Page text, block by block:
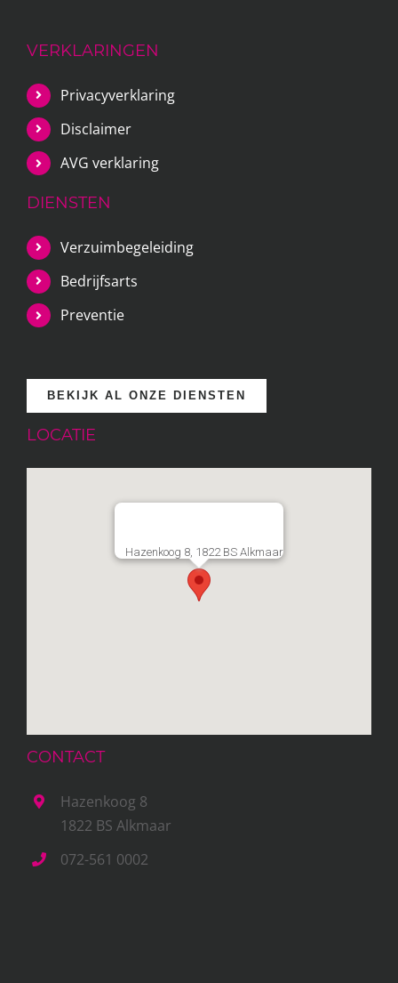
VERKLARINGEN
Privacyverklaring
Disclaimer
AVG verklaring
DIENSTEN
Verzuimbegeleiding
Bedrijfsarts
Preventie
BEKIJK AL ONZE DIENSTEN
LOCATIE
Hazenkoog 8, 1822 BS Alkmaar
CONTACT
Hazenkoog 8
1822 BS Alkmaar
072-561 0002